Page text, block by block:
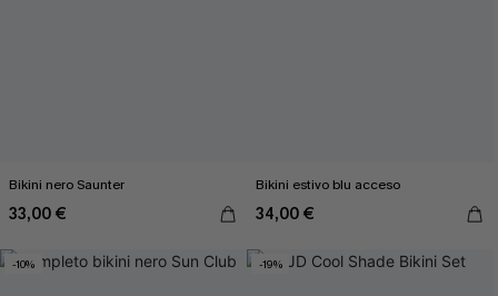
Bikini nero Saunter
33,00 €
Bikini estivo blu acceso
34,00 €
-10% -19%